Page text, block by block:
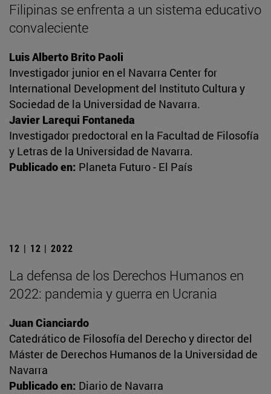
Filipinas se enfrenta a un sistema educativo
convaleciente
Luis Alberto Brito Paoli
Investigador junior en el Navarra Center for
International Development del Instituto Cultura y
Sociedad de la Universidad de Navarra.
Javier Larequi Fontaneda
Investigador predoctoral en la Facultad de Filosofía
y Letras de la Universidad de Navarra.
Publicado en: Planeta Futuro - El País
12 | 12 | 2022
La defensa de los Derechos Humanos en
2022: pandemia y guerra en Ucrania
Juan Cianciardo
Catedrático de Filosofía del Derecho y director del
Máster de Derechos Humanos de la Universidad de
Navarra
Publicado en: Diario de Navarra